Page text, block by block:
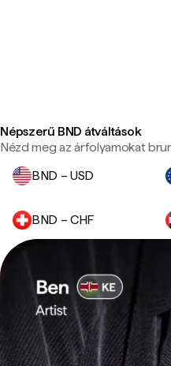
Népszerű BND átváltások
Nézd meg az árfolyamokat
BND – USD
BND – CHF